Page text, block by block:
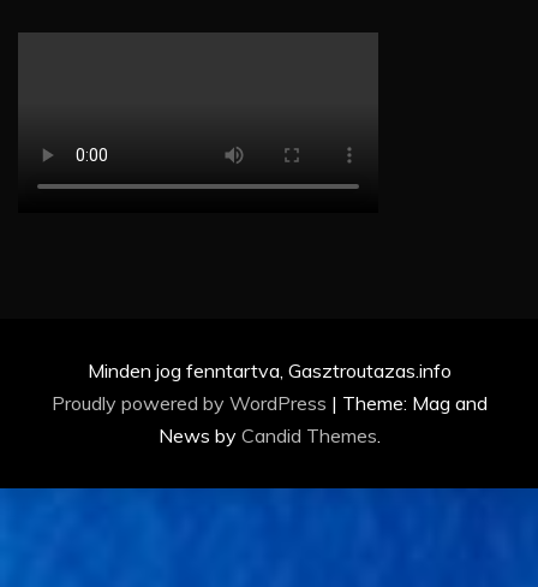
Minden jog fenntartva, Gasztroutazas.info
Proudly powered by WordPress | Theme: Mag and
News by Candid Themes.